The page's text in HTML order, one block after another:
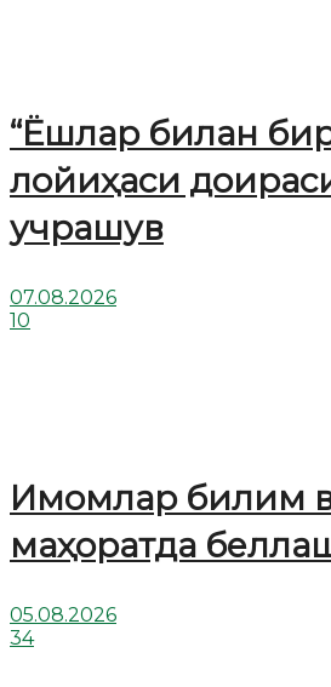
“Ёшлар билан
лойиҳаси
учрашув
07.08.2026
10
Имомлар билим
маҳоратда
05.08.2026
34